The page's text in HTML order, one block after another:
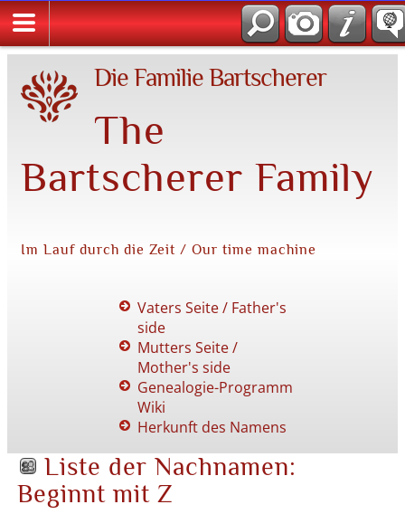
Die Familie Bartscherer
The
Bartscherer Family
Im Lauf durch die Zeit / Our time machine
Vaters Seite / Father's
side
Mutters Seite /
Mother's side
Genealogie-Programm
Wiki
Herkunft des Namens
Liste der Nachnamen:
Beginnt mit Z